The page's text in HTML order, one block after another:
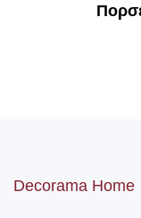
Decorama Home